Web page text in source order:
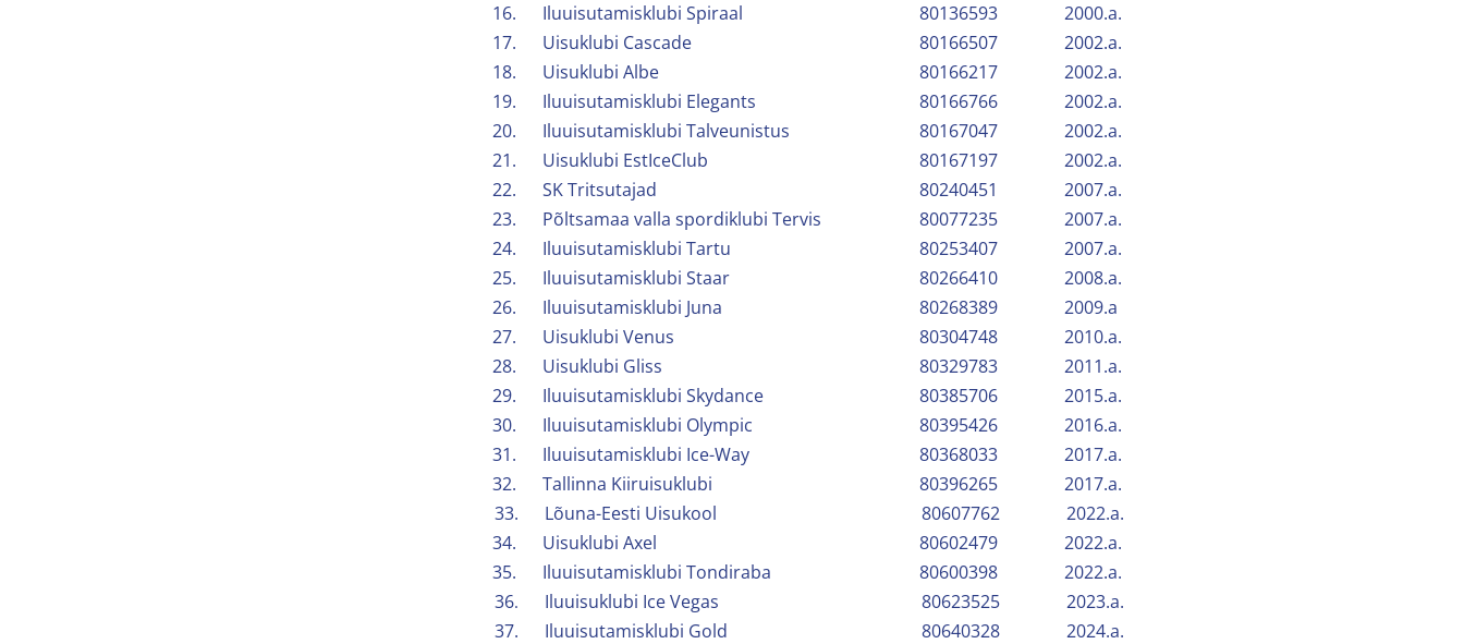
16.
Iluuisutamisklubi Spiraal 80136593
2000.a.
17.
Uisuklubi Cascade 80166507
2002.a.
18.
Uisuklubi Albe 80166217
2002.a.
19.
Iluuisutamisklubi Elegants 80166766
2002.a.
20.
Iluuisutamisklubi Talveunistus 80167047
2002.a.
21.
Uisuklubi EstIceClub 80167197
2002.a.
22.
SK Tritsutajad 80240451
2007.a.
23.
Põltsamaa valla spordiklubi Tervis 80077235
2007.a.
24.
Iluuisutamisklubi Tartu 80253407
2007.a.
25.
Iluuisutamisklubi Staar 80266410
2008.a.
26.
Iluuisutamisklubi Juna 80268389
2009.a
27.
Uisuklubi Venus 80304748
2010.a.
28.
Uisuklubi Gliss 80329783
2011.a.
29.
Iluuisutamisklubi Skydance 80385706
2015.a.
30.
Iluuisutamisklubi Olympic 80395426
2016.a.
31.
Iluuisutamisklubi Ice-Way 80368033
2017.a.
32.
Tallinna Kiiruisuklubi 80396265
2017.a.
33.
Lõuna-Eesti Uisukool 80607762
2022.a.
34.
Uisuklubi Axel 80602479
2022.a.
35.
Iluuisutamisklubi Tondiraba 80600398
2022.a.
36. Iluuisuklubi Ice Vegas 80623525
2023.a.
37.
Iluuisutamisklubi Gold 80640328
2024.a.